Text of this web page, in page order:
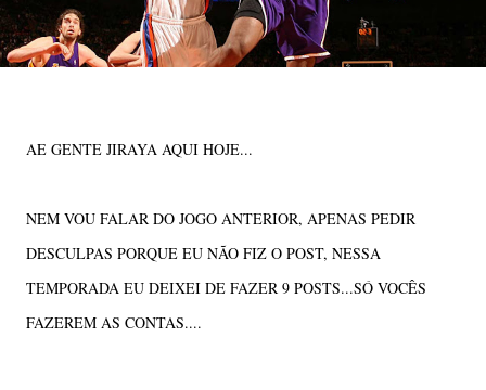
AE GENTE JIRAYA AQUI HOJE...
NEM VOU FALAR DO JOGO ANTERIOR, APENAS PEDIR
DESCULPAS PORQUE EU NÃO FIZ O POST, NESSA
TEMPORADA EU DEIXEI DE FAZER 9 POSTS...SÓ VOCÊS
FAZEREM AS CONTAS....